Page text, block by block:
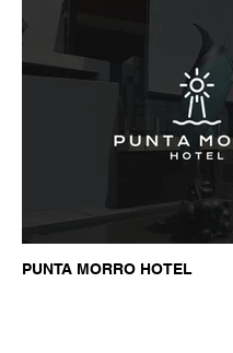
PUNTA MORRO HOTEL